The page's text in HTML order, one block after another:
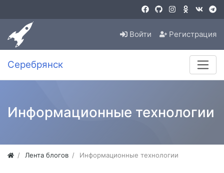
Войти Регистрация
Серебрянск
Информационные технологии
Лента блогов Информационные технологии